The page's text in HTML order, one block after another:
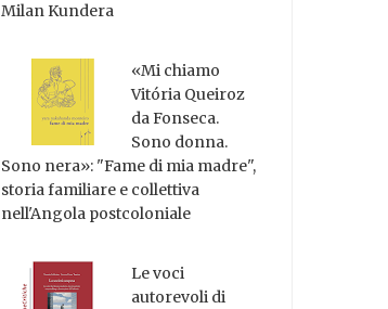
Milan Kundera
«Mi chiamo
Vitória Queiroz
da Fonseca.
Sono donna.
Sono nera»: "Fame di mia madre",
storia familiare e collettiva
nell'Angola postcoloniale
Le voci
autorevoli di